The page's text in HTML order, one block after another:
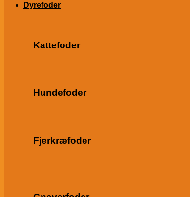
Dyrefoder
Kattefoder
Hundefoder
Fjerkræfoder